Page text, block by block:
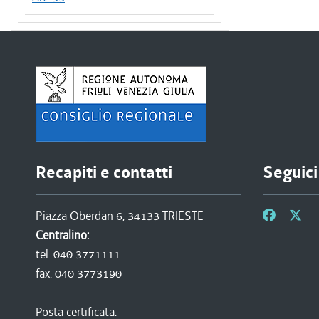
Recapiti e contatti
Piazza Oberdan 6, 34133 TRIESTE
Centralino:
tel. 040 3771111
fax. 040 3773190
Posta certificata: